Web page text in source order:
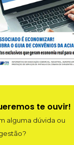
te ouvir!
alguma dúvida ou